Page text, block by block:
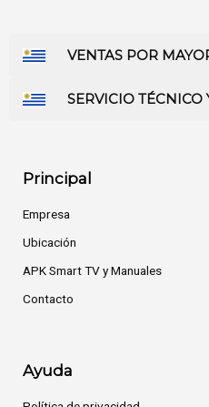
VENTAS POR
SERVICIO TÉCNICO
Principal
Empresa
Ubicación
APK Smart TV y Manuales
Contacto
Ayuda